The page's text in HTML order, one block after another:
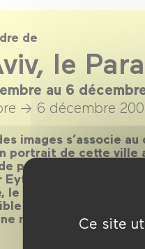
Ce site
de
le
au 6
→ 6 décembre
images s’associe
portrait de cette ville
près de 80 films, de
Fox et à
le Forum des images
des différents
mais de plus en plus